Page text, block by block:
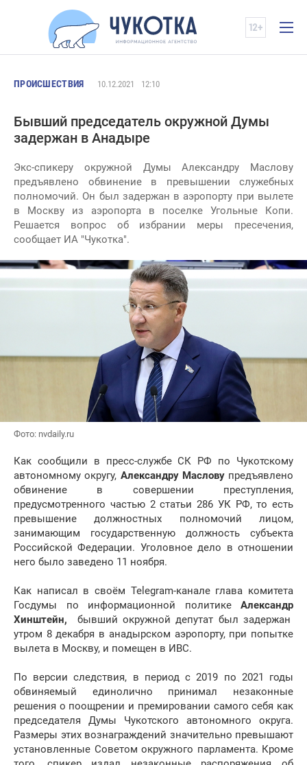
ПРОИСШЕСТВИЯ 10.12.2021 12:10
Бывший председатель окружной Думы
задержан в Анадыре
Экс-спикеру окружной Думы Александру Маслову
предъявлено обвинение в превышении служебных
полномочий. Он был задержан в аэропорту при вылете
в Москву из аэропорта в поселке Угольные Копи.
Решается вопрос об избрании меры пресечения,
сообщает ИА "Чукотка".
Фото: nvdaily.ru
Как сообщили в пресс-службе СК РФ по Чукотскому
автономному округу, Александру Масловупредъявлено
обвинение в совершении преступления,
предусмотренного частью 2 статьи 286 УК РФ, то есть
превышение должностных полномочий лицом,
занимающим государственную должность субъекта
Российской Федерации. Уголовное дело в отношении
него было заведено 11 ноября.
Как написал в своём Telegram-канале глава комитета
Госдумы по информационной политике Александр
Хинштейн,
бывший окружной депутат был задержан
утром 8 декабря в анадырском аэропорту, при попытке
вылета в Москву, и помещен в ИВС.
По версии следствия, в период с 2019 по 2021 годы
обвиняемый единолично принимал незаконные
решения о поощрении и премировании самого себя как
председателя Думы Чукотского автономного округа.
Размеры этих вознаграждений значительно превышают
установленные Советом окружного парламента. Кроме